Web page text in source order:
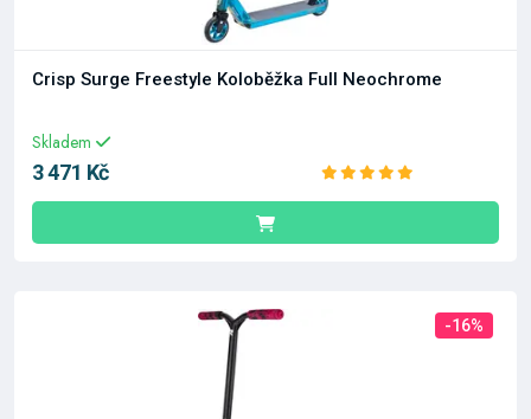
Crisp Surge Freestyle Koloběžka Full Neochrome
Skladem
3 471 Kč
-16%